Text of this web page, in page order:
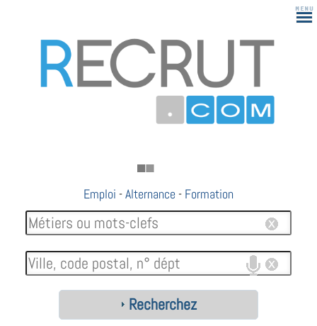
Emploi -Alternance - Formation
Recherchez